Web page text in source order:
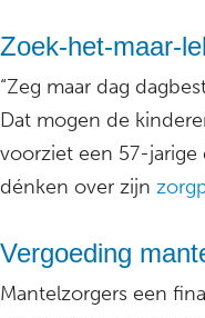
Zoek-het-maar-
“Zeg maar dag
Dat mogen de
voorziet een 57-
dénken over zijn
Vergoeding
Mantelzorgers een